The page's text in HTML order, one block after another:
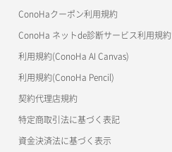
リスナー作成
リスナー削除
リスナー更新
リスナー詳細取得
ロードバランサー一覧取得
ラージオブジェクトアップロード(DLO)
一時的Web公開
Terraform
s3cmd
公開API(ConoHa VPS Ver.2.0)
ConoHaクーポン利用規約
ConoHa ネットde診断サービス利用規約
利用規約(ConoHa AI Canvas)
利用規約(ConoHa Pencil)
契約代理店規約
特定商取引法に基づく表記
資金決済法に基づく表示